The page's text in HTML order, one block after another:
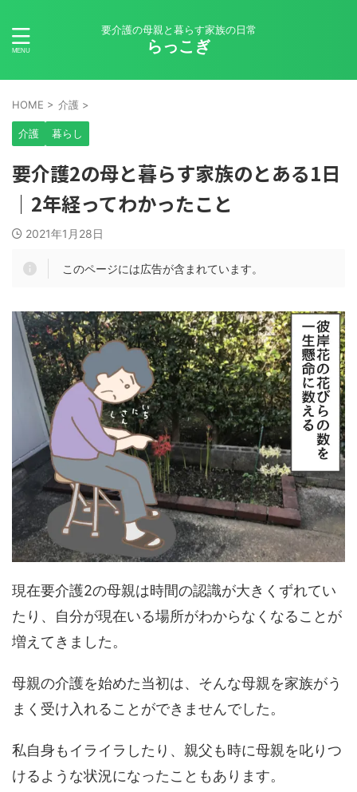
要介護の母親と暮らす家族の日常
らっこぎ
HOME > 介護 >
介護 暮らし
要介護2の母と暮らす家族のとある1日
｜2年経ってわかったこと
2021年1月28日
このページには広告が含まれています。
現在要介護2の母親は時間の認識が大きくずれてい
たり、自分が現在いる場所がわからなくなることが
増えてきました。
母親の介護を始めた当初は、そんな母親を家族がう
まく受け入れることができませんでした。
私自身もイライラしたり、親父も時に母親を叱りつ
けるような状況になったこともあります。